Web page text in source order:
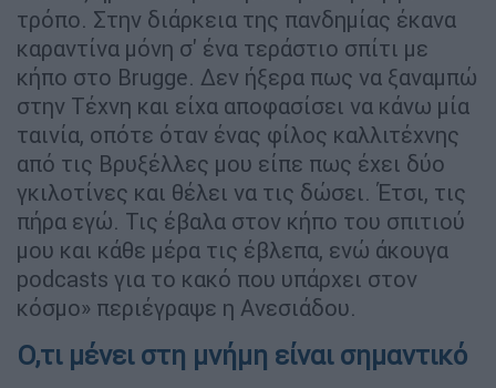
τρόπο. Στην διάρκεια της πανδημίας έκανα
καραντίνα μόνη σ' ένα τεράστιο σπίτι με
κήπο στο Brugge. Δεν ήξερα πως να ξαναμπώ
στην Τέχνη και είχα αποφασίσει να κάνω μία
ταινία, οπότε όταν ένας φίλος καλλιτέχνης
από τις Βρυξέλλες μου είπε πως έχει δύο
γκιλοτίνες και θέλει να τις δώσει. Έτσι, τις
πήρα εγώ. Τις έβαλα στον κήπο του σπιτιού
μου και κάθε μέρα τις έβλεπα, ενώ άκουγα
podcasts για το κακό που υπάρχει στον
κόσμο» περιέγραψε η Ανεσιάδου.
Ο,τι μένει στη μνήμη είναι σημαντικό